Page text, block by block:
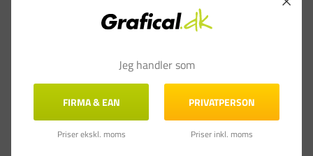
Spørgsmål & Svar
Jeg handler som
FIRMA & EAN
Priser ekskl. moms
PRIVATPERSON
Priser inkl. moms